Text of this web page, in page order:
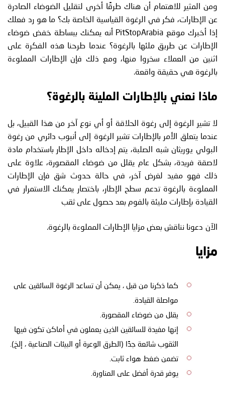
ومن المثير للاهتمام أن هناك طرقًا أخرى لتقليل الضوضاء الصادرة
عن الإطارات، فكر في الرغوة القياسية الخاصة بك؟ ما هو رد فعلك
إذا أخبرك موقع PitStopArabia أنه يمكنك ببساطة خفض ضوضاء
الإطارات عن طريق ملئها بالرغوة؟ عندما طرحنا هذه الفكرة على
اثنين من العملاء سخروا منها، ومع ذلك فإن الإطارات المملوءة
بالرغوة هي حقيقة واقعة.
ماذا نعني بالإطارات المليئة بالرغوة؟
لا تشير الرغوة إلى رغوة الحلاقة أو أي نوع آخر من هذا القبيل، بل
عندما يتعلق الأمر بالإطارات تشير الرغوة إلى أنبوب دائري من رغوة
البولي يوريثان شبه الصلبة، يتم إدخاله داخل الإطار باستخدام مادة
لاصقة فريدة، بشكل عام يقلل من ضوضاء المقصورة، علاوة على
ذلك فهو مفيد لغرض آخر، في حالة حدوث شق فإن الإطارات
المملوءة بالرغوة تدعم سطح الإطار، باختصار يمكنك الاستمرار في
القيادة بإطارات مليئة بالفوم بعد حصول على ثقب
الآن دعونا نناقش بعض مزايا الإطارات المملوءة بالرغوة.
مزايا
كما ذكرنا من قبل ، يمكن أن تساعد الرغوة السائقين على
مواصلة القيادة.
يقلل من ضوضاء المقصورة.
إنها مفيدة للسائقين الذين يعملون في أماكن تكون فيها
الثقوب شائعة جدًا (الطرق الوعرة أو البيئات الصناعية ، إلخ).
تضمن ضغط هواء ثابت.
يوفر قدرة أفضل على المناورة.